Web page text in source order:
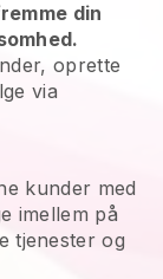
din
oprette
via
kunder med
imellem på
tjenester og